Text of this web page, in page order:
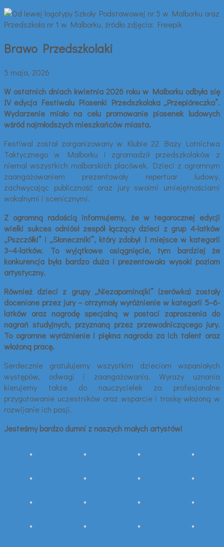
Brawo Przedszkolaki
5 maja, 2026
W ostatnich dniach kwietnia 2026 roku w Malborku odbyła się
IV edycja Festiwalu Piosenki Przedszkolaka „Przepióreczka”.
Wydarzenie miało na celu promowanie piosenek ludowych
wśród najmłodszych mieszkańców miasta.
Festiwal został zorganizowany w Klubie 22 Bazy Lotnictwa
Taktycznego w Malborku i zgromadził przedszkolaków z
niemal wszystkich malborskich placówek. Dzieci z ogromnym
zaangażowaniem prezentowały repertuar ludowy,
zachwycając publiczność oraz jury swoimi umiejętnościami
wokalnymi i scenicznymi.
Z ogromną radością informujemy, że w tegorocznej edycji
wielki sukces odniósł zespół łączący dzieci z grup 4-latków
„Pszczółki” i „Słoneczniki”, który zdobył I miejsce w kategorii
3–4-latków. To wyjątkowe osiągnięcie, tym bardziej że
konkurencja była bardzo duża i prezentowała wysoki poziom
artystyczny.
Również dzieci z grupy „Niezapominajki” (zerówka) zostały
docenione przez jury – otrzymały wyróżnienie w kategorii 5–6-
latków oraz nagrodę specjalną w postaci zaproszenia do
nagrań studyjnych, przyznaną przez przewodniczącego jury.
To ogromne wyróżnienie i piękna nagroda za ich talent oraz
włożoną pracę.
Serdecznie gratulujemy wszystkim dzieciom wspaniałych
występów, odwagi i zaangażowania. Wyrazy uznania
kierujemy także do nauczycielek za profesjonalne
przygotowanie uczestników oraz wsparcie i troskę włożoną w
rozwijanie ich pasji.
Jesteśmy bardzo dumni z naszych małych artystów!